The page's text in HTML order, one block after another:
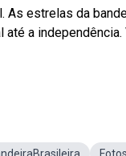
estrelas da
a independência.